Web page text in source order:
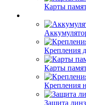
Карты
Крепления
Карты
Крепления
Защита